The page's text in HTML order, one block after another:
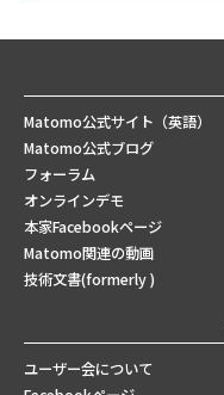
Matomo公式サイト（英語）
Matomo公式ブログ
フォーラム
オンラインデモ
本家Facebookページ
Matomo関連の動画
技術文書(formerly )
ユーザー会について